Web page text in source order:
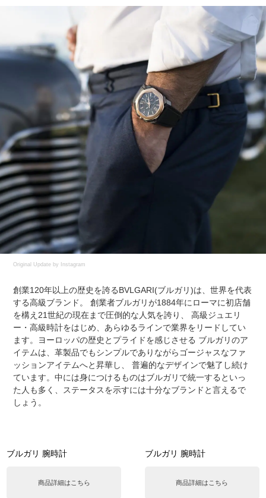
Original Update by Instagram
創業120年以上の歴史を誇るBVLGARI(ブルガリ)は、世界を代表
する高級ブランド。 創業者ブルガリが1884年にローマに初店舗
を構え21世紀の現在まで圧倒的な人気を誇り、 高級ジュエリ
ー・高級時計をはじめ、あらゆるラインで業界をリードしてい
ます。ヨーロッパの歴史とプライドを感じさせる ブルガリのア
イテムは、革製品でもシンプルでありながらゴージャスなファ
ッションアイテムへと昇華し、 普遍的なデザインで魅了し続け
ています。中には身につけるものはブルガリで統一するといっ
た人も多く、ステータスを示すには十分なブランドと言えるで
しょう。
ブルガリ 腕時計
商品詳細はこちら
ブルガリ 腕時計
商品詳細はこちら